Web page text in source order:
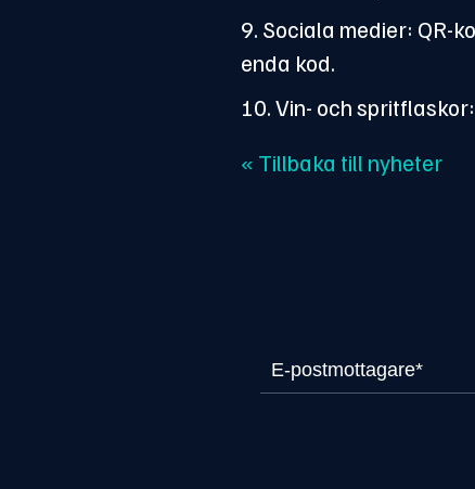
9. Sociala medier: QR-
enda kod.
10. Vin- och
« Tillbaka till nyheter